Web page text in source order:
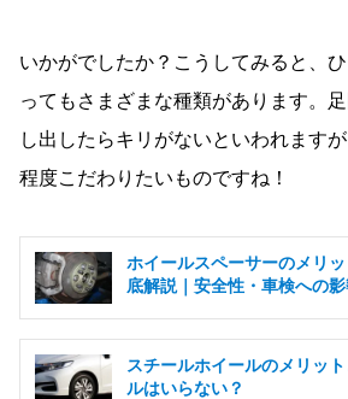
いかがでしたか？こうしてみると、
ってもさまざまな種類があります。
し出したらキリがないといわれます
程度こだわりたいものですね！
ホイールスペーサーのメリ
底解説｜安全性・車検への影
スチールホイールのメリッ
ルはいらない？